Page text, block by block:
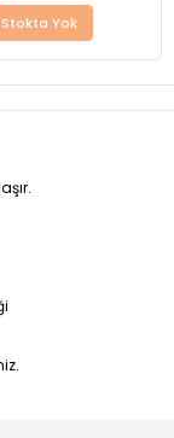
Stokta Yok